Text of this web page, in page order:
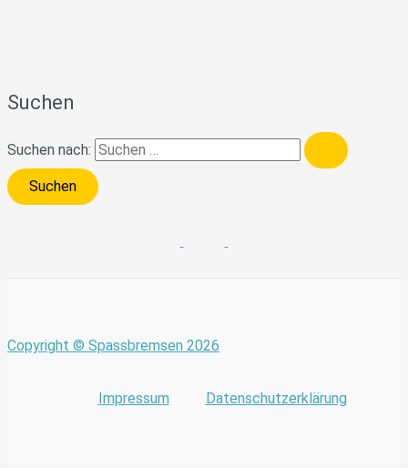
Suchen
Suchen nach:
Copyright © Spassbremsen 2026
Impressum Datenschutzerklärung